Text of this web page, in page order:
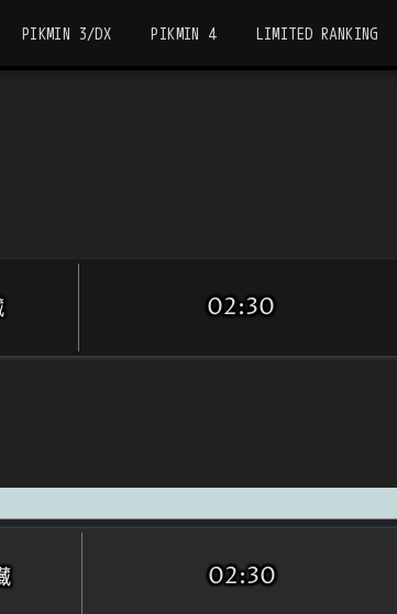
PIKMIN 3/DX PIKMIN 4 LIMITED RANKING
02:30
02:30